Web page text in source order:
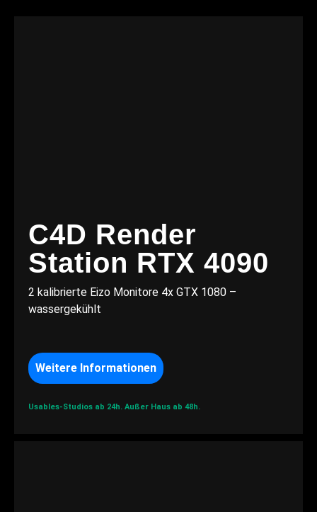
C4D Render
Station RTX 4090
2 kalibrierte Eizo Monitore 4x GTX 1080 –
wassergekühlt
Weitere Informationen
Usables-Studios ab 24h. Außer Haus ab 48h.